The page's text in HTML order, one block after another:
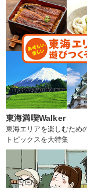
東海満喫Walker
東海エリアを楽しむため
トピックスを大特集